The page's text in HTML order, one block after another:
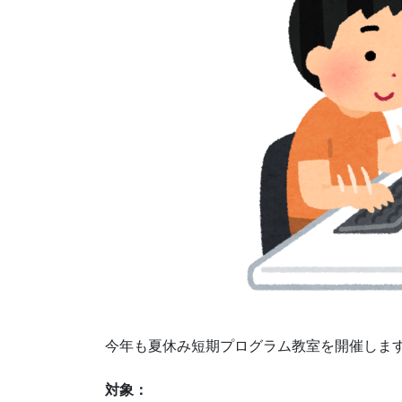
今年も夏休み短期プログラム教室を開催しま
対象：